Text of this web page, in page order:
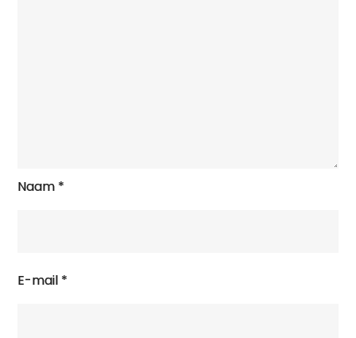
Naam *
E-mail *